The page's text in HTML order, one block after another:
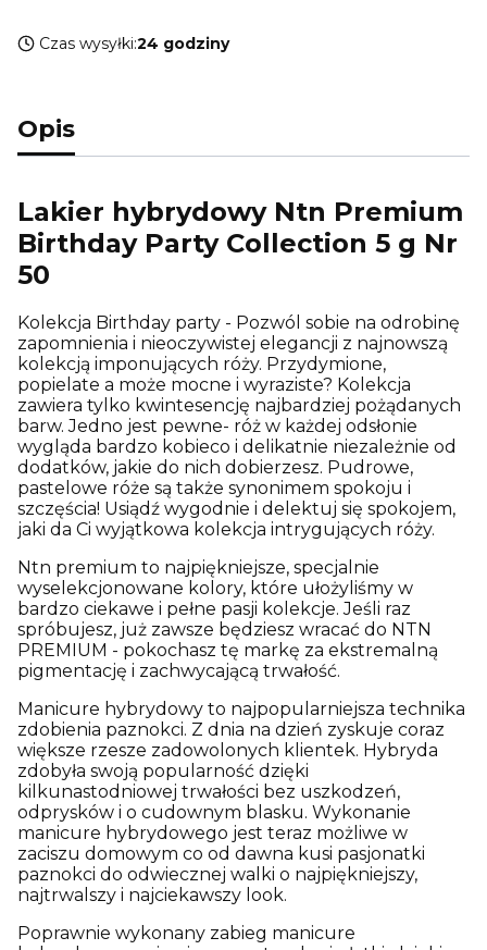
Czas wysyłki:24 godziny
Opis
Lakier hybrydowy Ntn Premium
Birthday Party Collection 5 g Nr
50
Kolekcja Birthday party - Pozwól sobie na odrobinę
zapomnienia i nieoczywistej elegancji z najnowszą
kolekcją imponujących róży. Przydymione,
popielate a może mocne i wyraziste? Kolekcja
zawiera tylko kwintesencję najbardziej pożądanych
barw. Jedno jest pewne- róż w każdej odsłonie
wygląda bardzo kobieco i delikatnie niezależnie od
dodatków, jakie do nich dobierzesz. Pudrowe,
pastelowe róże są także synonimem spokoju i
szczęścia! Usiądź wygodnie i delektuj się spokojem,
jaki da Ci wyjątkowa kolekcja intrygujących róży.
Ntn premium to najpiękniejsze, specjalnie
wyselekcjonowane kolory, które ułożyliśmy w
bardzo ciekawe i pełne pasji kolekcje. Jeśli raz
spróbujesz, już zawsze będziesz wracać do NTN
PREMIUM - pokochasz tę markę za ekstremalną
pigmentację i zachwycającą trwałość.
Manicure hybrydowy to najpopularniejsza technika
zdobienia paznokci. Z dnia na dzień zyskuje coraz
większe rzesze zadowolonych klientek. Hybryda
zdobyła swoją popularność dzięki
kilkunastodniowej trwałości bez uszkodzeń,
odprysków i o cudownym blasku. Wykonanie
manicure hybrydowego jest teraz możliwe w
zaciszu domowym co od dawna kusi pasjonatki
paznokci do odwiecznej walki o najpiękniejszy,
najtrwalszy i najciekawszy look.
Poprawnie wykonany zabieg manicure